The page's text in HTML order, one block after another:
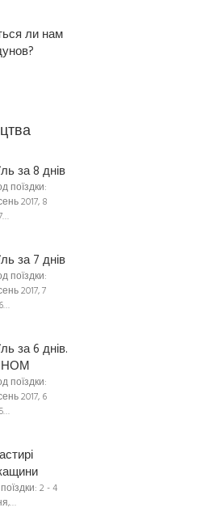
ли нам
за 8 днів
поїздки:
2017, 8
за 7 днів
поїздки:
2017, 7
за 6 днів.
поїздки:
2017, 6
2 - 4